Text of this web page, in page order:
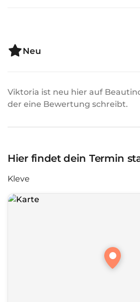
Neu
Viktoria ist neu hier auf
der eine Bewertung schreibt.
Hier findet dein Termin
Kleve